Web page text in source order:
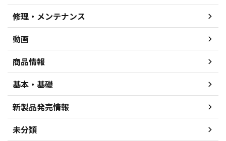
修理・メンテナンス
動画
商品情報
基本・基礎
新製品発売情報
未分類